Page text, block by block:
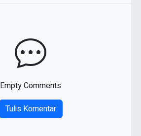
Empty Comments
Tulis Komentar